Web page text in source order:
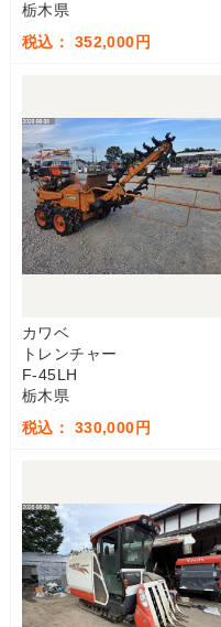
栃木県
税込： 352,000円
カワベ
トレンチャー
F-45LH
栃木県
税込： 330,000円